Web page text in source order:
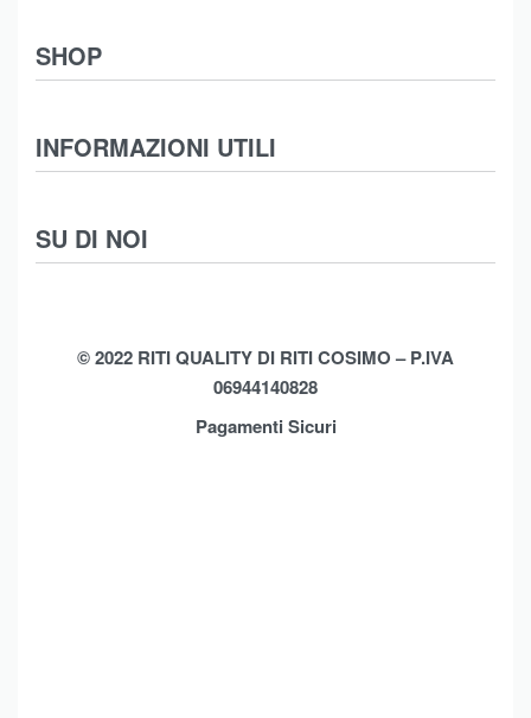
SHOP
Abbigliamento
Intimo
Moda Mare
SU DI NOI
Shop
INFORMAZIONI UTILI
Termini e Condizioni
Spedizioni
Privacy Policy
© 2022 RITI QUALITY DI RITI COSIMO – P.IVA
06944140828
Pagamenti Sicuri